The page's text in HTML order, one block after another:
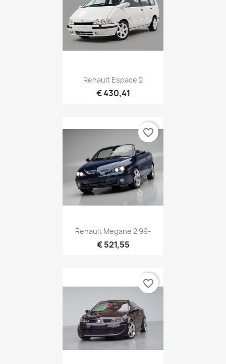
Renault Espace 2
€ 430,41
Renault Megane 2 99-
€ 521,55
favorite_border
favorite_border